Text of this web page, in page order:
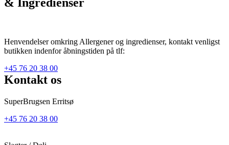
Henvendelser omkring Allergener og ingredienser, kontakt venligst
butikken indenfor åbningstiden på tlf:
+45 76 20 38 00
Kontakt os
SuperBrugsen Erritsø
+45 76 20 38 00